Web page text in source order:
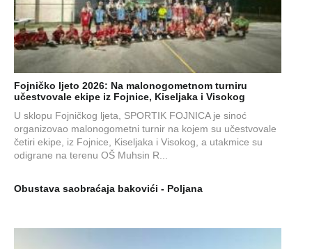
Fojničko ljeto 2026: Na malonogometnom turniru
učestvovale ekipe iz Fojnice, Kiseljaka i Visokog
U sklopu Fojničkog ljeta, SPORTIK FOJNICA je sinoć
organizovao malonogometni turnir na kojem su učestvovale
četiri ekipe, iz Fojnice, Kiseljaka i Visokog, a utakmice su
odigrane na terenu OŠ Muhsin R...
Obustava saobraćaja bakovići - Poljana